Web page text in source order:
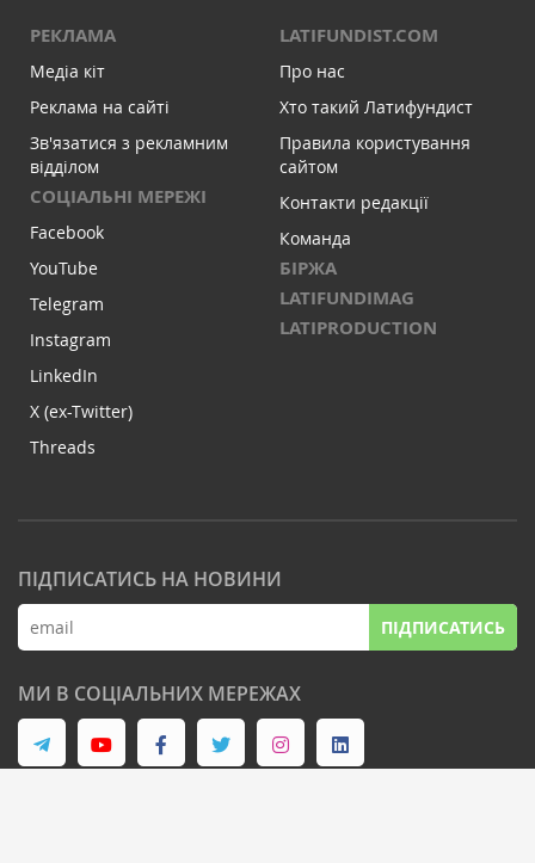
РЕКЛАМА
Медіа кіт
Реклама на сайті
Зв'язатися з рекламним
відділом
СОЦІАЛЬНІ МЕРЕЖІ
Facebook
YouTube
Telegram
Instagram
LinkedIn
X (ex-Twitter)
Threads
LATIFUNDIST.COM
Про нас
Хто такий Латифундист
Правила користування
сайтом
Контакти редакції
Команда
БІРЖА
LATIFUNDIMAG
LATIPRODUCTION
ПІДПИСАТИСЬ НА НОВИНИ
ПІДПИСАТИСЬ
МИ В СОЦІАЛЬНИХ МЕРЕЖАХ